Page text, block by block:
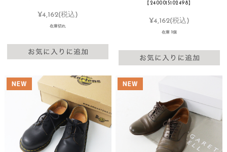
¥4,162(税込)
在庫切れ
【2400015102498】
¥4,162(税込)
在庫 1個